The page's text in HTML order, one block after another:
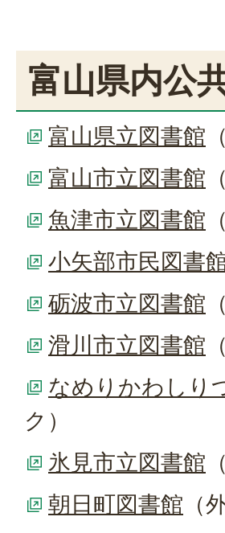
富山県内公
富山県立図書館
富山市立図書館
魚津市立図書館
小矢部市民図書
砺波市立図書館
滑川市立図書館
なめりかわしり
ク）
氷見市立図書館
朝日町図書館 （